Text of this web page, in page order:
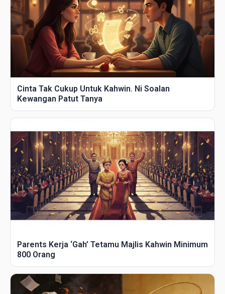
Cinta Tak Cukup Untuk Kahwin. Ni Soalan
Kewangan Patut Tanya
Parents Kerja ‘Gah’ Tetamu Majlis Kahwin Minimum
800 Orang